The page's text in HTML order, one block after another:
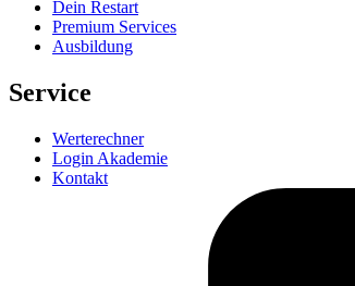
Dein Restart
Premium Services
Ausbildung
Service
Werterechner
Login Akademie
Kontakt